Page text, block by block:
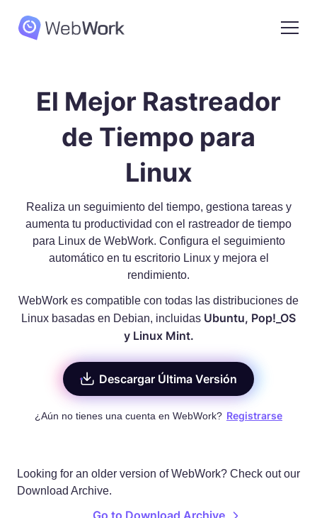
El Mejor Rastreador
de Tiempo para
Linux
Realiza un seguimiento del tiempo, gestiona tareas y
aumenta tu productividad con el rastreador de tiempo
para Linux de WebWork. Configura el seguimiento
automático en tu escritorio Linux y mejora el
rendimiento.
WebWork es compatible con todas las distribuciones de
Linux basadas en Debian, incluidas Ubuntu, Pop!_OS
y Linux Mint.
Descargar Última Versión
¿Aún no tienes una cuenta en WebWork? Registrarse
Looking for an older version of WebWork? Check out our
Download Archive.
Go to Download Archive